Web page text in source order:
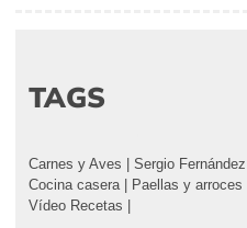
TAGS
Carnes y Aves | Sergio Fernández
Cocina casera | Paellas y arroces
Vídeo Recetas |